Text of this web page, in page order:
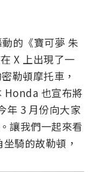
的《寶可夢 朱
X 上出現了一
勒頓摩托車，
Honda 也宣布將
年 3 月份向大家
讓我們一起來看
騎的故勒頓，